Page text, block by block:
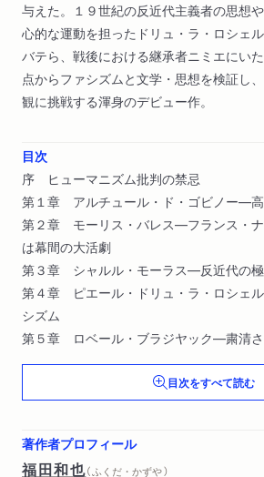
与えた。１９世紀の反近代主義者の思想
心的な運動を担ったドリュ・ラ・ロシェ
バテら、戦後における継承者ニミエにい
点からファシズムと文学・思想を検証し
観に挑戦する渾身のデビュー作。
目次
序 ヒューマニズム批判の禁忌
第１章 アルチュール・ド・ゴビノー―
第２章 モーリス・バレス―フランス・ナ
は幕間の大活劇
第３章 シャルル・モーラス―反近代の
第４章 ピエール・ドリュ・ラ・ロシェ
シズム
第５章 ロベール・ブラジヤック―粛清さ
第６章 リュシアン・ルバテ―魂の復活
第７章 ロジェ・ニミエ―生きながら戦後
目次をすべて読む
著作者プロフィール
福田和也（ ふくだ・かずや ）